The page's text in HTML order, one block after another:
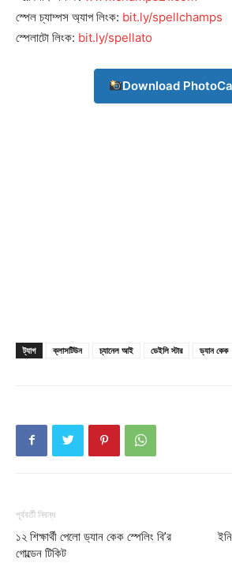
About
Contact us
Subscription Plans
স্পেল চ্যাম্পস অ্যাপ লিংক: bit.ly/spellchamps
স্পেলাটো লিংক: bit.ly/spellato
Download
ট্যাগ ক্লাসটিউন চ্যানেল আই ডেইলি স্টার ড্যান কেক
পূর্ববর্তী নিবন্ধ
১২ শিক্ষার্থী পেলো ড‌্যান কেক স্পেলিং বি’র
গোল্ডেন টিকিট